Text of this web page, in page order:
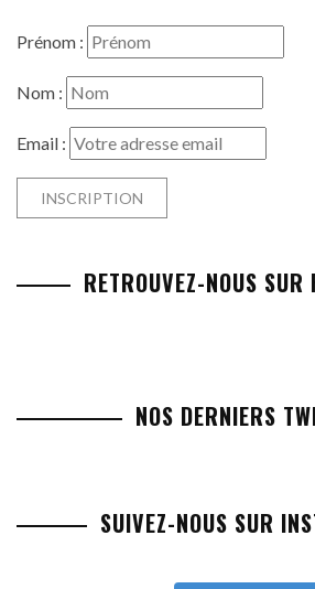
Prénom :
Nom :
Email :
RETROUVEZ-NOUS SUR
NOS DERNIERS
SUIVEZ-NOUS SUR